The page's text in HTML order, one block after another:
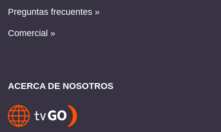
Preguntas frecuentes »
Comercial »
ACERCA DE NOSOTROS